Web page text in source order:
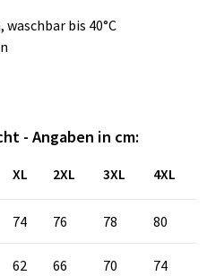
bis 40°C
- Angaben in cm:
XL 2XL 3XL 4XL
74 76 78 80
62 66 70 74